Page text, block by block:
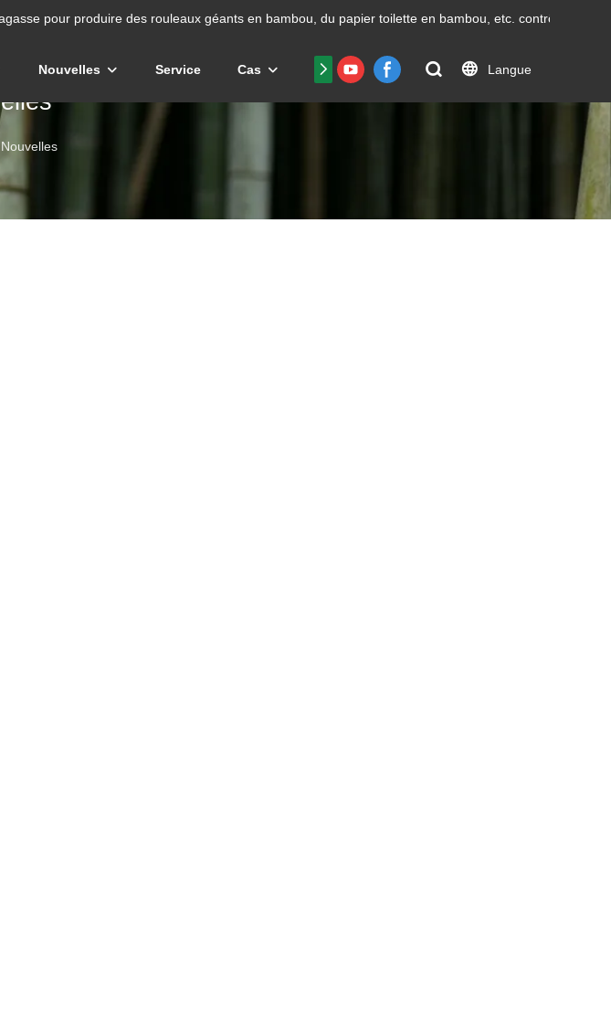
pour produire des rouleaux géants en bambou, du papier toilette en bambou, etc. contrôle avec
Nouvelles Service Cas Nous contacter FAQ Certificat
Langue
Nouvelles